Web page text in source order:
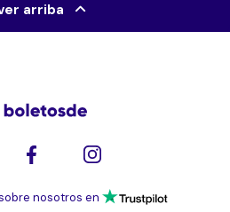
arriba
nosotros en